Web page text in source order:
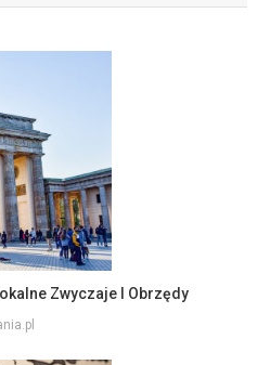
Zwyczaje I Obrzędy